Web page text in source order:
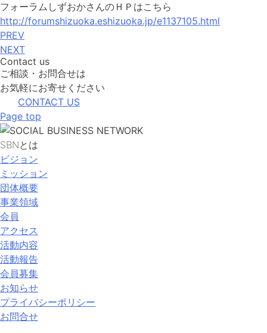
フォーラムしずおかさんのＨＰはこちら
http://forumshizuoka.eshizuoka.jp/e1137105.html
PREV
NEXT
Contact us
ご相談・お問合せは
お気軽にお寄せください
CONTACT US
Page top
SBNとは
ビジョン
ミッション
団体概要
事業領域
会員
アクセス
活動内容
活動報告
会員募集
お知らせ
プライバシーポリシー
お問合せ